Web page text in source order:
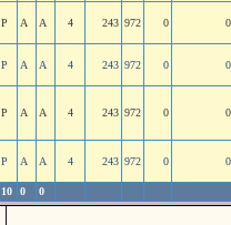
P A A 4 243 972 0 0
P A A 4 243 972 0 0
P A A 4 243 972 0 0
P A A 4 243 972 0 0
10 0 0